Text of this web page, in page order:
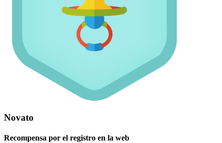
Novato
Recompensa por el registro en la web